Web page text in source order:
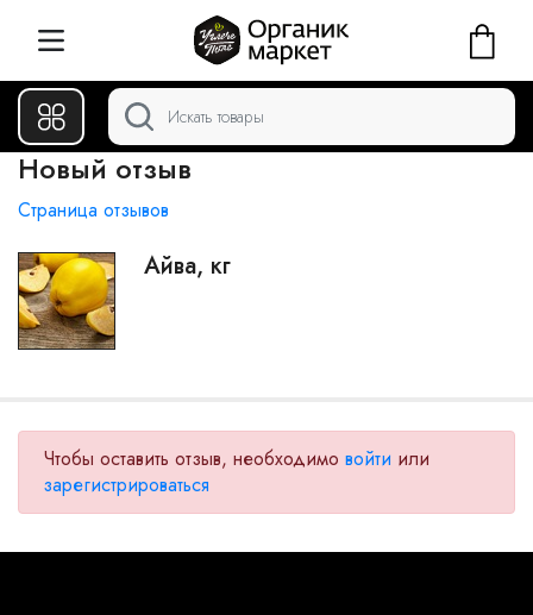
Новый отзыв
Страница отзывов
Айва, кг
Чтобы оставить отзыв, необходимо войти или
зарегистрироваться